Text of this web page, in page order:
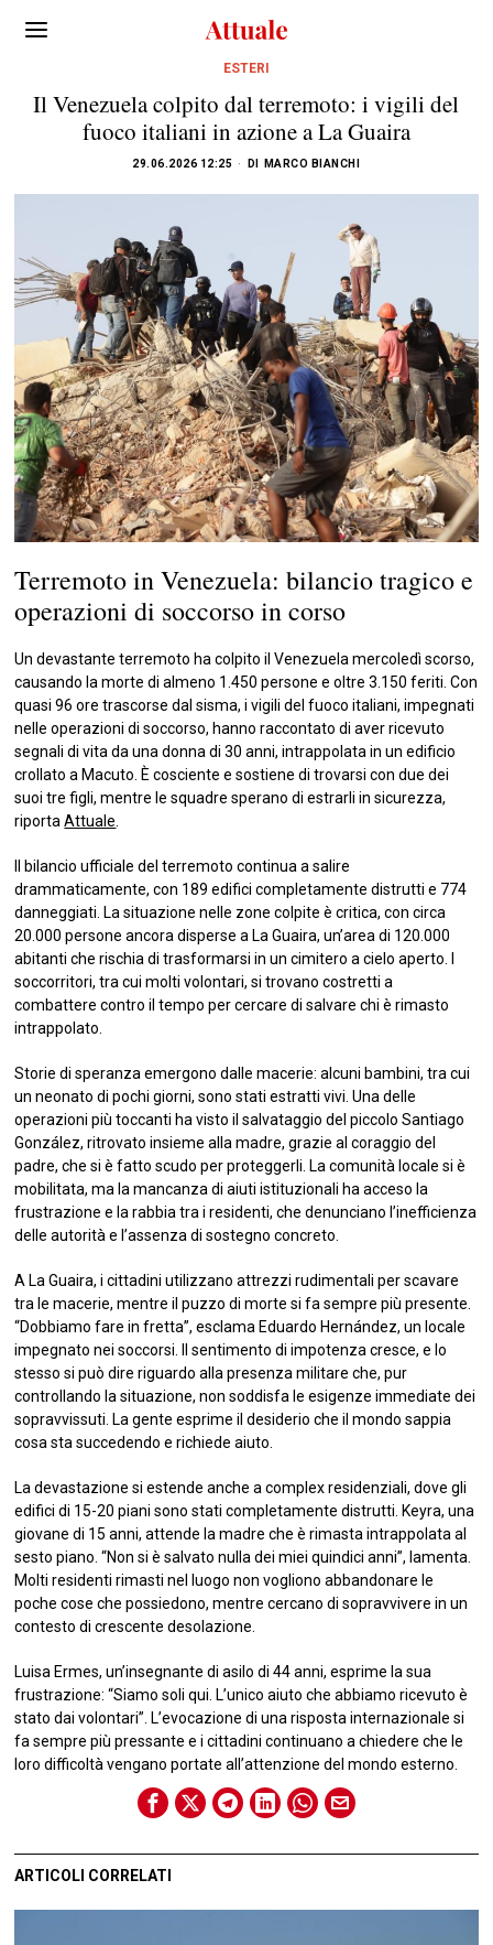
ESTERI
Il Venezuela colpito dal terremoto: i vigili del
fuoco italiani in azione a La Guaira
29.06.2026 12:25 DI MARCO BIANCHI
Terremoto in Venezuela: bilancio tragico e
operazioni di soccorso in corso
Un devastante terremoto ha colpito il Venezuela mercoledì scorso,
causando la morte di almeno 1.450 persone e oltre 3.150 feriti. Con
quasi 96 ore trascorse dal sisma, i vigili del fuoco italiani, impegnati
nelle operazioni di soccorso, hanno raccontato di aver ricevuto
segnali di vita da una donna di 30 anni, intrappolata in un edificio
crollato a Macuto. È cosciente e sostiene di trovarsi con due dei
suoi tre figli, mentre le squadre sperano di estrarli in sicurezza,
riportaAttuale
Il bilancio ufficiale del terremoto continua a salire
drammaticamente, con 189 edifici completamente distrutti e 774
danneggiati. La situazione nelle zone colpite è critica, con circa
20.000 persone ancora disperse a La Guaira, un’area di 120.000
abitanti che rischia di trasformarsi in un cimitero a cielo aperto. I
soccorritori, tra cui molti volontari, si trovano costretti a
combattere contro il tempo per cercare di salvare chi è rimasto
intrappolato.
Storie di speranza emergono dalle macerie: alcuni bambini, tra cui
un neonato di pochi giorni, sono stati estratti vivi. Una delle
operazioni più toccanti ha visto il salvataggio del piccolo Santiago
González, ritrovato insieme alla madre, grazie al coraggio del
padre, che si è fatto scudo per proteggerli. La comunità locale si è
mobilitata, ma la mancanza di aiuti istituzionali ha acceso la
frustrazione e la rabbia tra i residenti, che denunciano l’inefficienza
delle autorità e l’assenza di sostegno concreto.
A La Guaira, i cittadini utilizzano attrezzi rudimentali per scavare
tra le macerie, mentre il puzzo di morte si fa sempre più presente.
“Dobbiamo fare in fretta”, esclama Eduardo Hernández, un locale
impegnato nei soccorsi. Il sentimento di impotenza cresce, e lo
stesso si può dire riguardo alla presenza militare che, pur
controllando la situazione, non soddisfa le esigenze immediate dei
sopravvissuti. La gente esprime il desiderio che il mondo sappia
cosa sta succedendo e richiede aiuto.
La devastazione si estende anche a complex residenziali, dove gli
edifici di 15-20 piani sono stati completamente distrutti. Keyra, una
giovane di 15 anni, attende la madre che è rimasta intrappolata al
sesto piano. “Non si è salvato nulla dei miei quindici anni”, lamenta.
Molti residenti rimasti nel luogo non vogliono abbandonare le
poche cose che possiedono, mentre cercano di sopravvivere in un
contesto di crescente desolazione.
Luisa Ermes, un’insegnante di asilo di 44 anni, esprime la sua
frustrazione: “Siamo soli qui. L’unico aiuto che abbiamo ricevuto è
stato dai volontari”. L’evocazione di una risposta internazionale si
fa sempre più pressante e i cittadini continuano a chiedere che le
loro difficoltà vengano portate all’attenzione del mondo esterno.
ARTICOLI CORRELATI